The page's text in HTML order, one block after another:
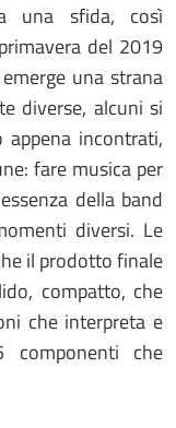
una sfida, così
del 2019
una strana
diverse, alcuni si
incontrati,
fare musica per
della band
diversi. Le
il prodotto finale
compatto, che
che interpreta e
componenti che